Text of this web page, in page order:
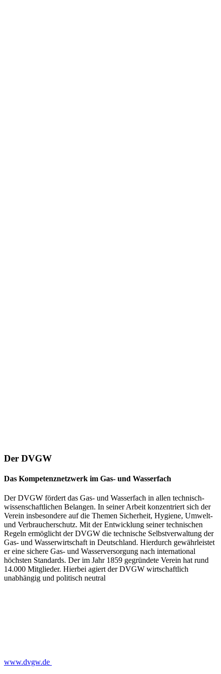
Der DVGW
Das Kompetenznetzwerk im Gas- und Wasserfach
Der DVGW fördert das Gas- und Wasserfach in allen technisch-
wissenschaftlichen Belangen. In seiner Arbeit konzentriert sich der
Verein insbesondere auf die Themen Sicherheit, Hygiene, Umwelt-
und Verbraucherschutz. Mit der Entwicklung seiner technischen
Regeln ermöglicht der DVGW die technische Selbstverwaltung der
Gas- und Wasserwirtschaft in Deutschland. Hierdurch gewährleistet
er eine sichere Gas- und Wasserversorgung nach international
höchsten Standards. Der im Jahr 1859 gegründete Verein hat rund
14.000 Mitglieder. Hierbei agiert der DVGW wirtschaftlich
unabhängig und politisch neutral
www.dvgw.de